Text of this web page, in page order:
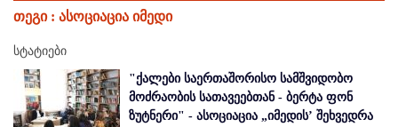
თეგი : ასოციაცია იმედი
სტატიები
"ქალები საერთაშორისო სამშვიდობო
მოძრაობის სათავეებთან - ბერტა ფონ
ზუტნერი" - ასოციაცია „იმედის’ შეხვედრა